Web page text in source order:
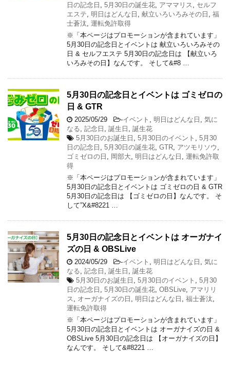
日の記念日
5月30日の誕生花 アママリス
セルフ
エステ 明日はどんな日 献立いろいろみその日
福
士蒼汰 運転免許取得
※「本ページはプロモーションが含まれています」
5月30日の記念日とイベントは 献立いろいろみその
日 & セルフエステ 5月30日の記念日は 【献立いろ
いろみその日】なんです。 そして&#8 …
5月30日の記念日とイベントは ゴミゼロの
日 & GTR
2025/05/29 -イベント 明日はどんな日
気に
なる 記念日 誕生日
誕生花
5月30日のお誕生日
5月30日のイベント
5月30
日の記念日
5月30日の誕生花 GTR アツモリソウ
ゴミゼロの日
岡部大 明日はどんな日
運転免許取
得
※「本ページはプロモーションが含まれています」
5月30日の記念日とイベントは ゴミゼロの日 & GTR
5月30日の記念日は 【ゴミゼロの日】なんです。 そ
して”X&#8221 …
5月30日の記念日とイベントは オーガナイ
ズの日 & OBSLive
2024/05/29 -イベント 明日はどんな日
気に
なる 記念日 誕生日
誕生花
5月30日のお誕生日
5月30日のイベント
5月30
日の記念日
5月30日の誕生花 OBSLive アマリリ
ス
オーガナイズの日 明日はどんな日 福士蒼汰
運転免許取得
※「本ページはプロモーションが含まれています」
5月30日の記念日とイベントは オーガナイズの日 &
OBSLive 5月30日の記念日は 【オーガナイズの日】
なんです。 そして&#8221 …